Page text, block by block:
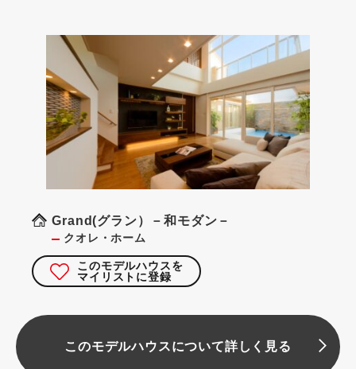
Grand(グラン）－和モダン－
クオレ・ホーム
このモデルハウスを
マイリストに登録
このモデルハウスについて詳しく見る